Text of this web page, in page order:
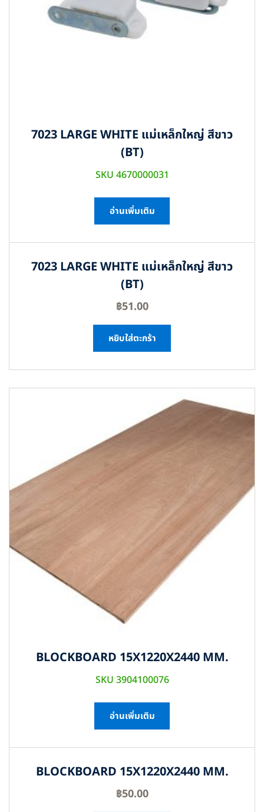
7023 LARGE WHITE แม่เหล็กใหญ่ สีขาว
(BT)
SKU 4670000031
อ่านเพิ่มเติม
7023 LARGE WHITE แม่เหล็กใหญ่ สีขาว
(BT)
฿51.00
หยิบใส่ตะกร้า
BLOCKBOARD 15X1220X2440 MM.
SKU 3904100076
อ่านเพิ่มเติม
BLOCKBOARD 15X1220X2440 MM.
฿50.00